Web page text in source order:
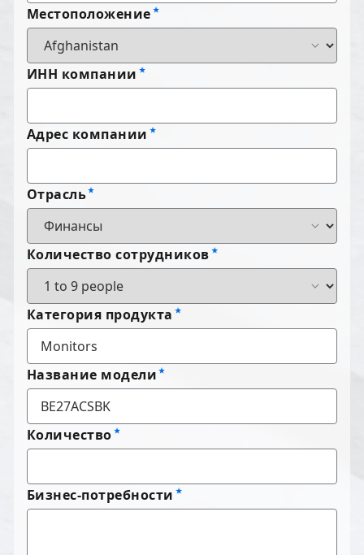
Местоположение
ИНН компании
Адрес компании
Отрасль
Количество сотрудников
Категория продукта
Название модели
Количество
Бизнес-потребности